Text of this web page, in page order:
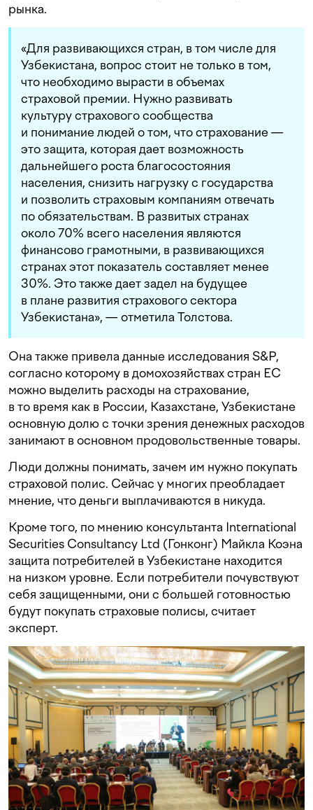
рынка.
«Для развивающихся стран, в том числе для
Узбекистана, вопрос стоит не только в том,
что необходимо вырасти в объемах
страховой премии. Нужно развивать
культуру страхового сообщества
и понимание людей о том, что страхование —
это защита, которая дает возможность
дальнейшего роста благосостояния
населения, снизить нагрузку с государства
и позволить страховым компаниям отвечать
по обязательствам. В развитых странах
около 70% всего населения являются
финансово грамотными, в развивающихся
странах этот показатель составляет менее
30%. Это также дает задел на будущее
в плане развития страхового сектора
Узбекистана», — отметила Толстова.
Она также привела данные исследования S&P,
согласно которому в домохозяйствах стран ЕС
можно выделить расходы на страхование,
в то время как в России, Казахстане, Узбекистане
основную долю с точки зрения денежных расходов
занимают в основном продовольственные товары.
Люди должны понимать, зачем им нужно покупать
страховой полис. Сейчас у многих преобладает
мнение, что деньги выплачиваются в никуда.
Кроме того, по мнению консультанта International
Securities Consultancy Ltd (Гонконг) Майкла Коэна
защита потребителей в Узбекистане находится
на низком уровне. Если потребители почувствуют
себя защищенными, они с большей готовностью
будут покупать страховые полисы, считает
эксперт.